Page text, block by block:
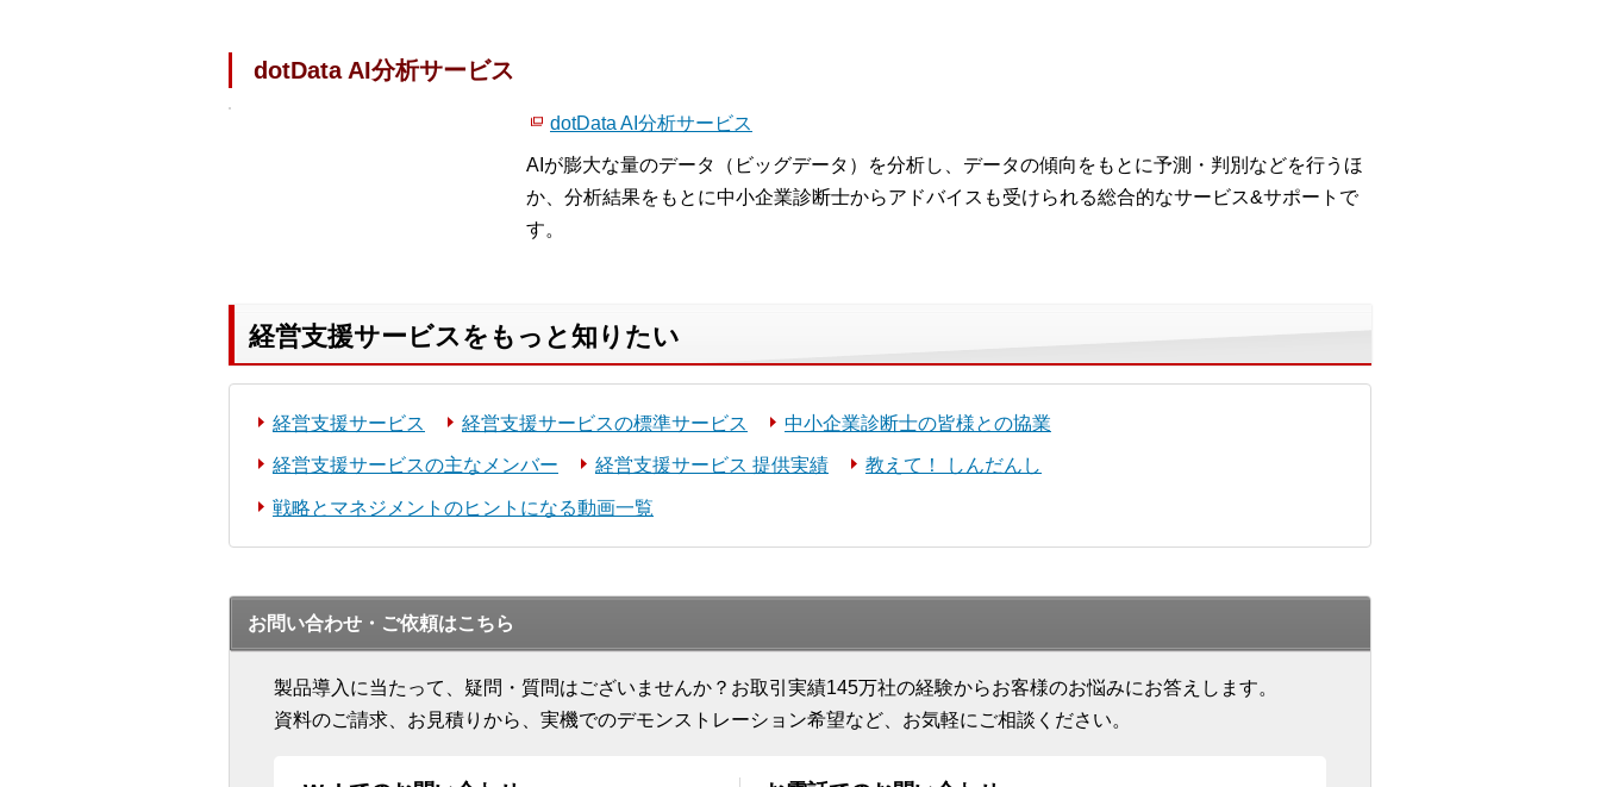
dotData AI分析サービス
dotData AI分析サービス
AIが膨大な量のデータ（ビッグデータ）を分析し、データの傾向をもとに予測・判別などを行うほ
か、分析結果をもとに中小企業診断士からアドバイスも受けられる総合的なサービス&サポートで
す。
経営支援サービスをもっと知りたい
経営支援サービス 経営支援サービスの標準サービス 中小企業診断士の皆様との協業
経営支援サービスの主なメンバー 経営支援サービス 提供実績 教えて！ しんだんし
戦略とマネジメントのヒントになる動画一覧
お問い合わせ・ご依頼はこちら
製品導入に当たって、疑問・質問はございませんか？お取引実績145万社の経験からお客様のお悩みにお答えします。
資料のご請求、お見積りから、実機でのデモンストレーション希望など、お気軽にご相談ください。